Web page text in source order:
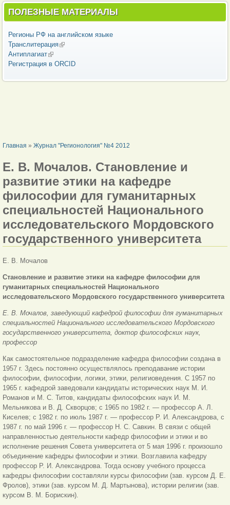
ПОЛЕЗНЫЕ МАТЕРИАЛЫ
Регионы РФ на английском языке
Транслитерация(внешняя ссылка)
Антиплагиат(внешняя ссылка)
Регистрация в ORCID
ВЫ ЗДЕСЬ
Главная » Журнал "Регионология" №4 2012
Е. В. Мочалов. Становление и
развитие этики на кафедре
философии для гуманитарных
специальностей Национального
исследовательского Мордовского
государственного университета
Е. В. Мочалов
Становление и развитие этики на кафедре философии для
гуманитарных специальностей Национального
исследовательского Мордовского государственного университета
Е. В. Мочалов, заведующий кафедрой философии для гуманитарных
специальностей Национального исследовательского Мордовского
государственного университета, доктор философских наук,
профессор
Как самостоятельное подразделение кафедра философии создана в
1957 г. Здесь постоянно осуществлялось преподавание истории
философии, философии, логики, этики, религиоведения. С 1957 по
1965 г. кафедрой заведовали кандидаты исторических наук М. И.
Романов и М. С. Титов, кандидаты философских наук И. М.
Мельникова и В. Д. Скворцов; с 1965 по 1982 г. — профессор А. Л.
Киселев; с 1982 г. по июль 1987 г. — профессор Р. И. Александрова, с
1987 г. по май 1996 г. — профессор Н. С. Савкин. В связи с общей
направленностью деятельности кафедр философии и этики и во
исполнение решения Совета университета от 5 мая 1996 г. произошло
объединение кафедры философии и этики. Возглавила кафедру
профессор Р. И. Александрова. Тогда основу учебного процесса
кафедры философии составляли курсы философии (зав. курсом Д. Е.
Фролов), этики (зав. курсом М. Д. Мартынова), истории религии (зав.
курсом В. М. Борискин).